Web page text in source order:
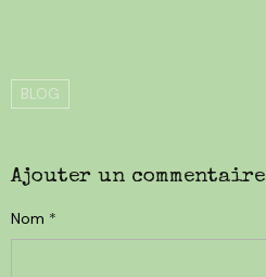
BLOG
Ajouter un commentaire
Nom